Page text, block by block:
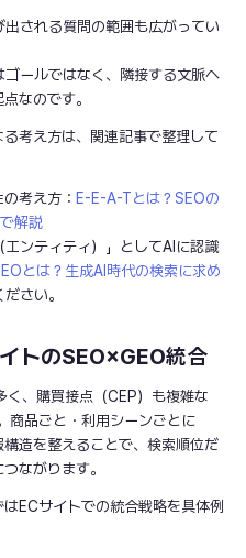
される質問の範囲も広がってい
ールではなく、隣接する文脈へ
なのです。
考え方は、関連記事で整理して
考え方： E-E-A-Tとは？SEOの
解説
ンティティ）」としてAIに認識
とは？生成AI時代の検索に求め
さい。
トのSEO×GEO統合
、購買接点（CEP）も複雑な
商品ごと・利用シーンごとに
造を整えることで、検索順位だ
ながります。
ECサイトでの統合戦略を具体例